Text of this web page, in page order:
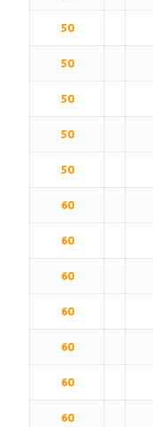
50
50
50
50
50
60
60
60
60
60
60
60